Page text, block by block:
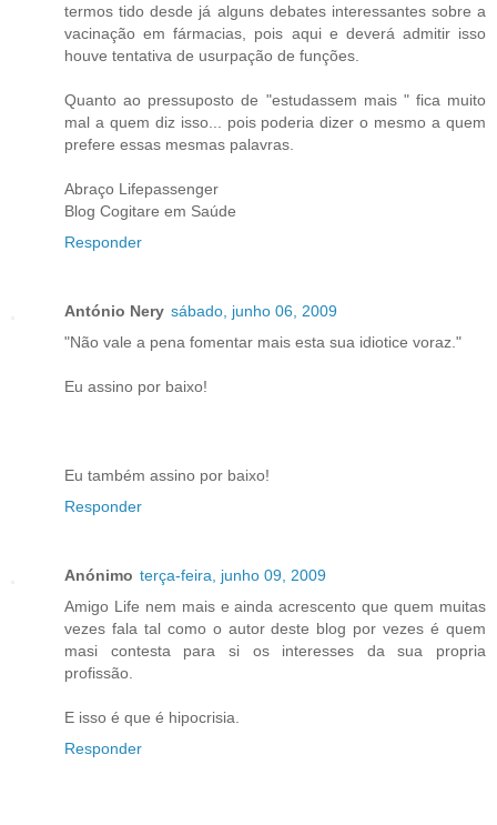
termos tido desde já alguns debates interessantes sobre a
vacinação em fármacias, pois aqui e deverá admitir isso
houve tentativa de usurpação de funções.
Quanto ao pressuposto de "estudassem mais " fica muito
mal a quem diz isso... pois poderia dizer o mesmo a quem
prefere essas mesmas palavras.
Abraço Lifepassenger
Blog Cogitare em Saúde
Responder
António Nery sábado, junho 06, 2009
"Não vale a pena fomentar mais esta sua idiotice voraz."
Eu assino por baixo!
Eu também assino por baixo!
Responder
Anónimo terça-feira, junho 09, 2009
Amigo Life nem mais e ainda acrescento que quem muitas
vezes fala tal como o autor deste blog por vezes é quem
masi contesta para si os interesses da sua propria
profissão.
E isso é que é hipocrisia.
Responder